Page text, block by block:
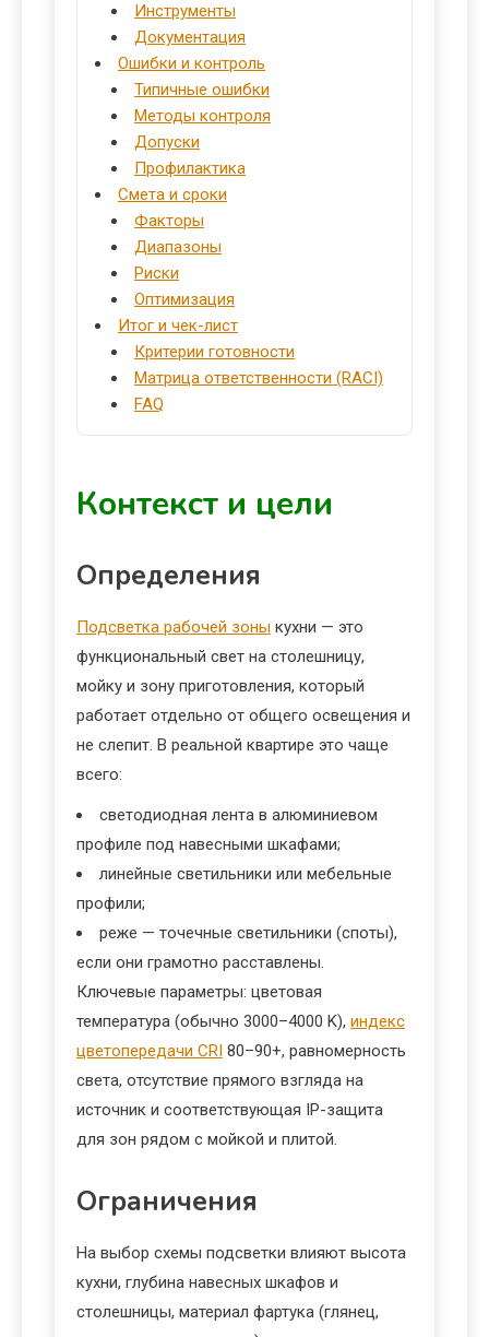
Инструменты
Документация
Ошибки и контроль
Типичные ошибки
Методы контроля
Допуски
Профилактика
Смета и сроки
Факторы
Диапазоны
Риски
Оптимизация
Итог и чек-лист
Критерии готовности
Матрица ответственности (RACI)
FAQ
Контекст и цели
Определения
Подсветка рабочей зоны кухни — это
функциональный свет на столешницу,
мойку и зону приготовления, который
работает отдельно от общего освещения и
не слепит. В реальной квартире это чаще
всего:
светодиодная лента в алюминиевом
профиле под навесными шкафами;
линейные светильники или мебельные
профили;
реже — точечные светильники (споты),
если они грамотно расставлены.
Ключевые параметры: цветовая
температура (обычно 3000–4000 K), индекс
цветопередачи CRI 80–90+, равномерность
света, отсутствие прямого взгляда на
источник и соответствующая IP-защита
для зон рядом с мойкой и плитой.
Ограничения
На выбор схемы подсветки влияют высота
кухни, глубина навесных шкафов и
столешницы, материал фартука (глянец,